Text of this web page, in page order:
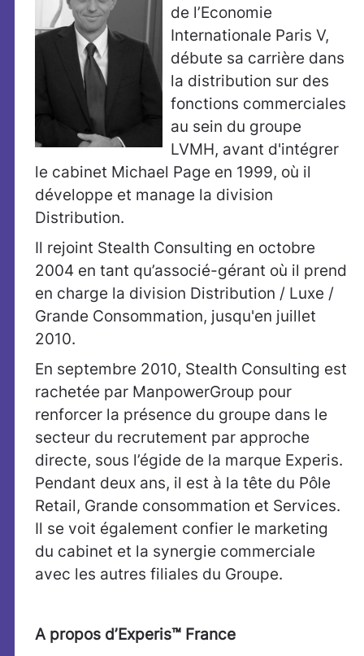
de l’Economie
Internationale Paris V,
débute sa carrière dans
la distribution sur des
fonctions commerciales
au sein du groupe
LVMH, avant d'intégrer
le cabinet Michael Page en 1999, où il
développe et manage la division
Distribution.
Il rejoint Stealth Consulting en octobre
2004 en tant qu’associé-gérant où il prend
en charge la division Distribution / Luxe /
Grande Consommation, jusqu'en juillet
2010.
En septembre 2010, Stealth Consulting est
rachetée par ManpowerGroup pour
renforcer la présence du groupe dans le
secteur du recrutement par approche
directe, sous l’égide de la marque Experis.
Pendant deux ans, il est à la tête du Pôle
Retail, Grande consommation et Services.
Il se voit également confier le marketing
du cabinet et la synergie commerciale
avec les autres filiales du Groupe.
A propos d’Experis™ France